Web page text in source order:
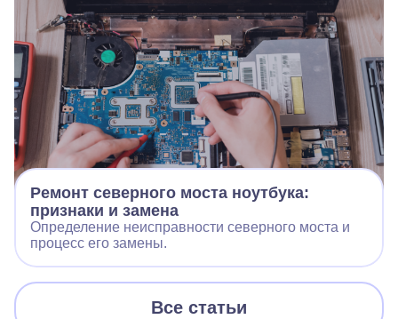
Ремонт северного моста ноутбука:
признаки и замена
Определение неисправности северного моста и
процесс его замены.
Все статьи